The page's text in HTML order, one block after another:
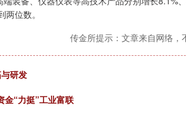
位数。
传金所提示：文章来自网络，
研发
金“力挺”工业富联